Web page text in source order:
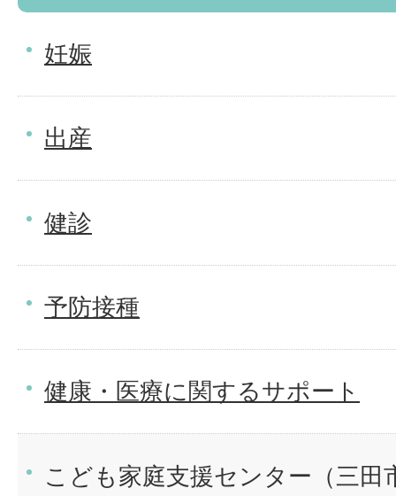
妊娠
出産
健診
予防接種
健康・医療に関するサポート
こども家庭支援センター（三田